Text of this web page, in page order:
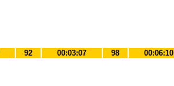
92 00:03:07 98 00:06:10